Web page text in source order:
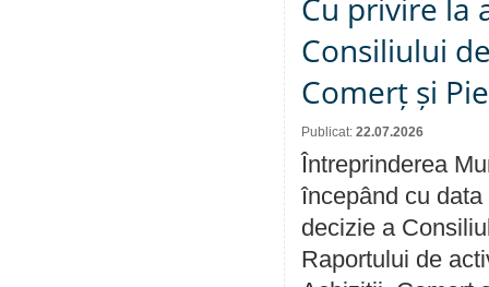
Consiliului
Comerț și
Publicat: 22.07.2026
Întreprinderea
începând cu
decizie a
Raportului de